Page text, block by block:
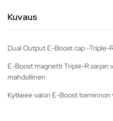
Kuvaus
Dual Output E-Boost cap -Triple-
E-Boost magnetti Triple-R sarjan
mahdollinen
Kytkeee valon E-Boost toiminnon